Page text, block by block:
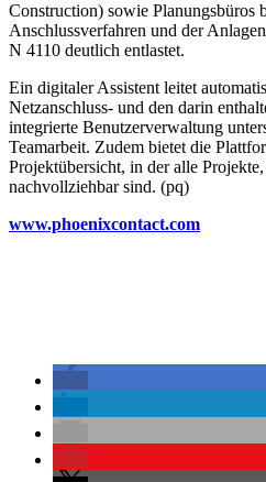
Construction) sowie Planungsbüros
Anschlussverfahren und der
N 4110 deutlich entlastet.
Ein digitaler Assistent leitet
Netzanschluss- und den darin
integrierte Benutzerverwaltung
Teamarbeit. Zudem bietet die
Projektübersicht, in der alle
nachvollziehbar sind. (pq)
www.phoenixcontact.com